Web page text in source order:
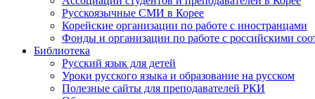
Русскоязычные СМИ в Корее
Корейские организации по работе с иностранцами
Фонды и организации по работе с российскими
Библиотека
Русский язык для детей
Уроки русского языка и образование на русском
Полезные сайты для преподавателей РКИ